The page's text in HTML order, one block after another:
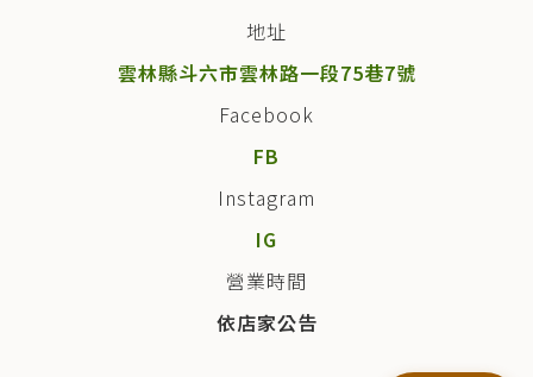
地址
雲林縣斗六市雲林路一段75巷7號
Facebook
FB
Instagram
IG
營業時間
依店家公告